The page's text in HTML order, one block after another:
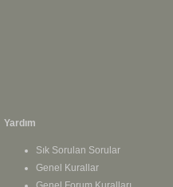
Yardım
Sık Sorulan Sorular
Genel Kurallar